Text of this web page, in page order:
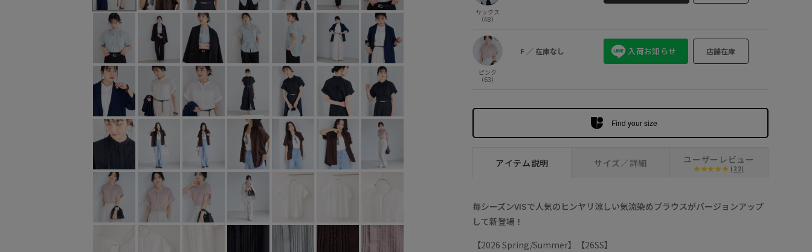
サックス
（48）
ピンク
（63）
F ／ 在庫なし 入荷お知らせ 店舗在庫
Find your size
アイテム説明 サイズ／詳細 ユーザーレビュー
(22)
毎シーズンVISで人気のヒンヤリ涼しい気流染めブラウスがバージョンアップ
して新登場！
【2026 Spring/Summer】【26SS】